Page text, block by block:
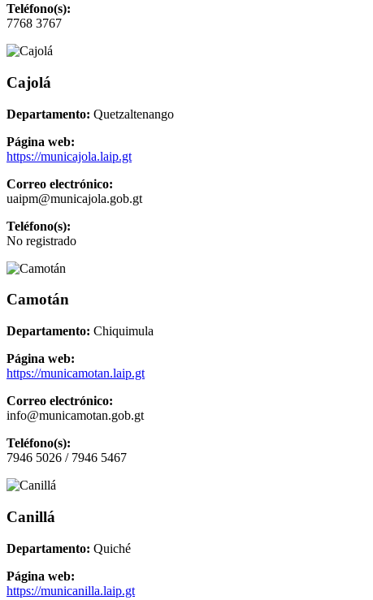
Teléfono(s):
7768 3767
Cajolá
Departamento: Quetzaltenango
Página web:
https://municajola.laip.gt
Correo electrónico:
uaipm@municajola.gob.gt
Teléfono(s):
No registrado
Camotán
Departamento: Chiquimula
Página web:
https://municamotan.laip.gt
Correo electrónico:
info@municamotan.gob.gt
Teléfono(s):
7946 5026 / 7946 5467
Canillá
Departamento: Quiché
Página web:
https://municanilla.laip.gt